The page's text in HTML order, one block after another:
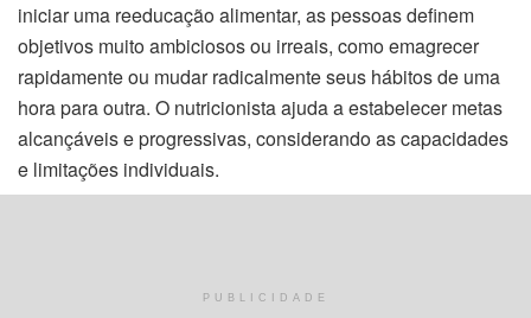
iniciar uma reeducação alimentar, as pessoas definem
objetivos muito ambiciosos ou irreais, como emagrecer
rapidamente ou mudar radicalmente seus hábitos de uma
hora para outra. O nutricionista ajuda a estabelecer metas
alcançáveis e progressivas, considerando as capacidades
e limitações individuais.
PUBLICIDADE